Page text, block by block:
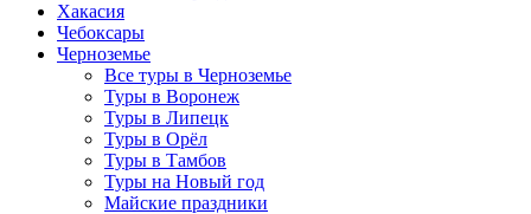
Хакасия
Чебоксары
Черноземье
Все туры в Черноземье
Туры в Воронеж
Туры в Липецк
Туры в Орёл
Туры в Тамбов
Туры на Новый год
Майские праздники